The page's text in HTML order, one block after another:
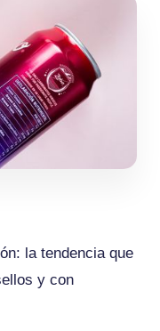
la tendencia que
y con